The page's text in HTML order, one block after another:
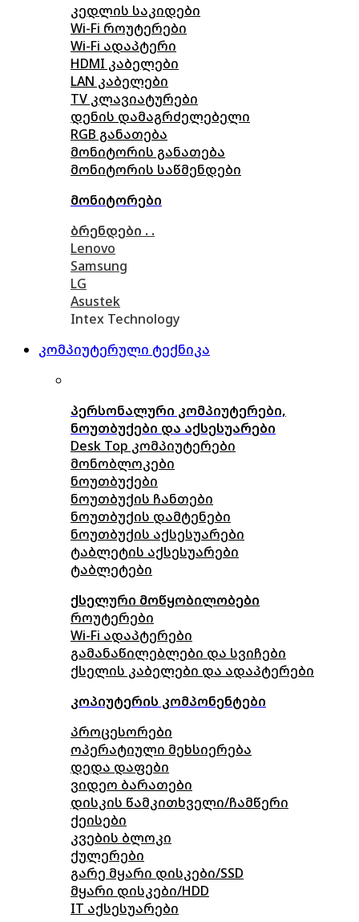
კედლის საკიდები
Wi-Fi როუტერები
Wi-Fi ადაპტერი
HDMI კაბელები
LAN კაბელები
TV კლავიატურები
დენის დამაგრძელებელი
RGB განათება
მონიტორის განათება
მონიტორის საწმენდები
მონიტორები
ბრენდები . .
Lenovo
Samsung
LG
Asustek
Intex Technology
კომპიუტერული ტექნიკა
პერსონალური კომპიუტერები,
ნოუთბუქები და აქსესუარები
Desk Top კომპიუტერები
მონობლოკები
ნოუთბუქები
ნოუთბუქის ჩანთები
ნოუთბუქის დამტენები
ნოუთბუქის აქსესუარები
ტაბლეტის აქსესუარები
ტაბლეტები
ქსელური მოწყობილობები
როუტერები
Wi-Fi ადაპტერები
გამანაწილებლები და სვიჩები
ქსელის კაბელები და ადაპტერები
კოპიუტერის კომპონენტები
პროცესორები
ოპერატიული მეხსიერება
დედა დაფები
ვიდეო ბარათები
დისკის წამკითხველი/ჩამწერი
ქეისები
კვების ბლოკი
ქულერები
გარე მყარი დისკები/SSD
მყარი დისკები/HDD
IT აქსესუარები